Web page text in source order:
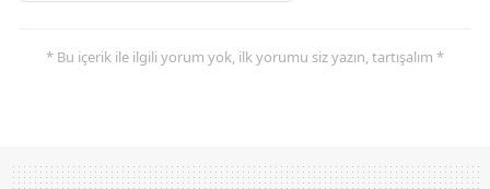
* Bu içerik ile ilgili yorum yok, ilk yorumu siz yazın, tartışalım *